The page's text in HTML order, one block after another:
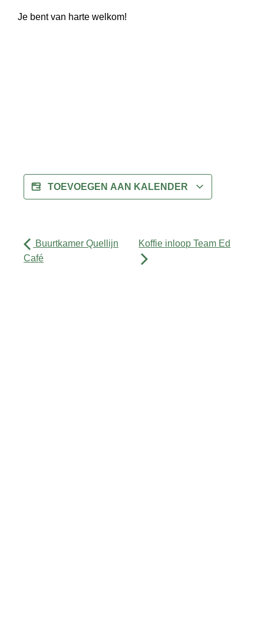
Je bent van harte welkom!
TOEVOEGEN AAN KALENDER
Buurtkamer Quellijn
Café
Koffie inloop Team Ed